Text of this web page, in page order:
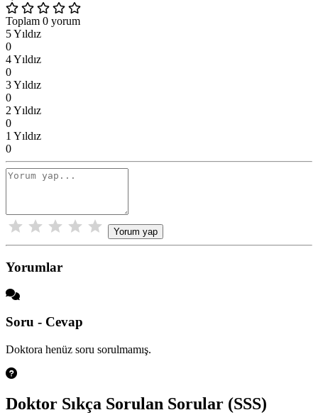
Toplam 0 yorum
5 Yıldız
0
4 Yıldız
0
3 Yıldız
0
2 Yıldız
0
1 Yıldız
0
Yorum yap
Yorumlar
Soru - Cevap
Doktora henüz soru sorulmamış.
Doktor Sıkça Sorulan Sorular (SSS)